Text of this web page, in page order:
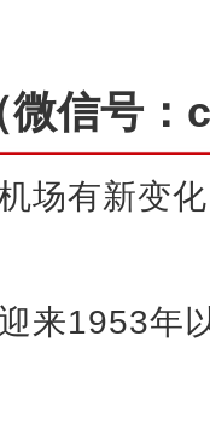
微信号
场有新变
来1953年